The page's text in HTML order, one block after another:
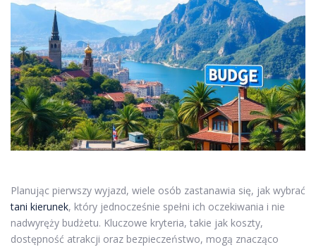
Planując pierwszy wyjazd, wiele osób zastanawia się, jak wybrać
tani kierunek, który jednocześnie spełni ich oczekiwania i nie
nadwyręży budżetu. Kluczowe kryteria, takie jak koszty,
dostępność atrakcji oraz bezpieczeństwo, mogą znacząco